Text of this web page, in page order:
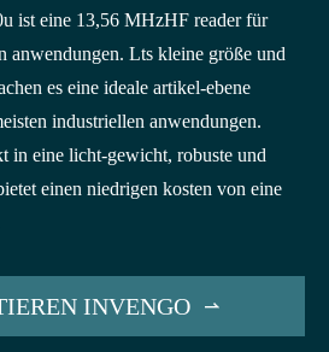
ist eine 13,56 MHzHF reader für
anwendungen. Lts kleine größe und
es eine ideale artikel-ebene
industriellen anwendungen.
in eine licht-gewicht, robuste und
einen niedrigen kosten von eine
INVENGO 